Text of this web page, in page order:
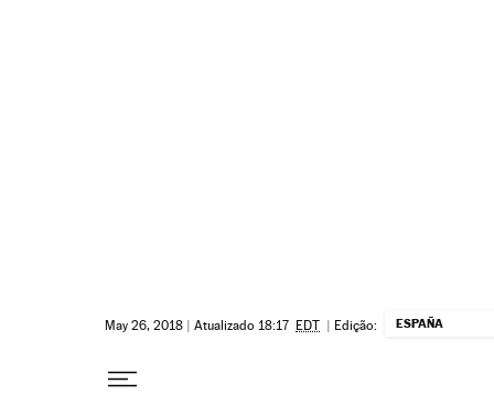
May 26, 2018 | Atualizado 18:17 EDT | Edição: ESPAÑA